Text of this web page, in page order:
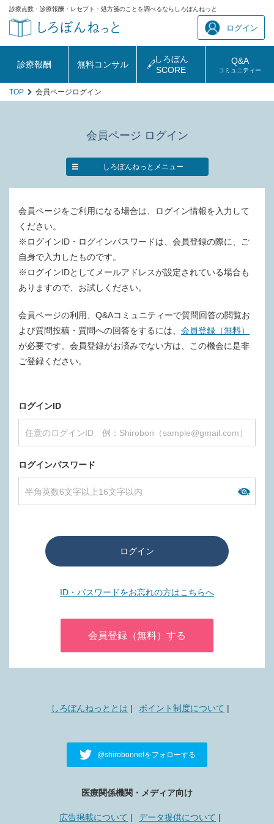
診療点数・診療報酬・レセプト・処方箋のことを調べるならしろぼんねっと
ログイン
診療報酬 無料コンサル
しろぼん
SCORE
Q&A
コミュニティー
TOP 会員ページログイン
会員ページ ログイン
しろぼんねっとメニュー
会員ページをご利用になる場合は、ログイン情報を入力して
ください。
※ログインID・ログインパスワードは、会員登録の際に、ご
自身で入力したものです。
※ログインIDとしてメールアドレスが設定されている場合も
ありますので、お試しください。
会員ページの利用、Q&Aコミュニティーで質問回答の閲覧お
よび質問投稿・質問への回答をするには、 会員登録（無料）
が必要です。会員登録がお済みでない方は、この機会に是非
ご登録ください。
ログインID
ログインパスワード
ログイン
ID・パスワードをお忘れの方はこちらへ
会員登録（無料）する
しろぼんねっととは ポイント制度について
@shirobonnetをフォローする
医療関係機関・メディア向け
広告掲載について データ提供について